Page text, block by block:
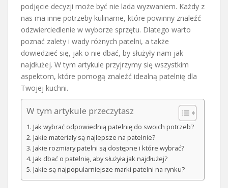
podjęcie decyzji może być nie lada wyzwaniem. Każdy z
nas ma inne potrzeby kulinarne, które powinny znaleźć
odzwierciedlenie w wyborze sprzętu. Dlatego warto
poznać zalety i wady różnych patelni, a także
dowiedzieć się, jak o nie dbać, by służyły nam jak
najdłużej. W tym artykule przyjrzymy się wszystkim
aspektom, które pomogą znaleźć idealną patelnię dla
Twojej kuchni.
W tym artykule przeczytasz
Jak wybrać odpowiednią patelnię do swoich potrzeb?
Jakie materiały są najlepsze na patelnie?
Jakie rozmiary patelni są dostępne i które wybrać?
Jak dbać o patelnię, aby służyła jak najdłużej?
Jakie są najpopularniejsze marki patelni na rynku?